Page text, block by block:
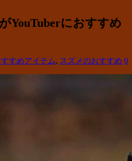
YouTuberにおすすめ
すめアイテム, スズメのおすすめ 0